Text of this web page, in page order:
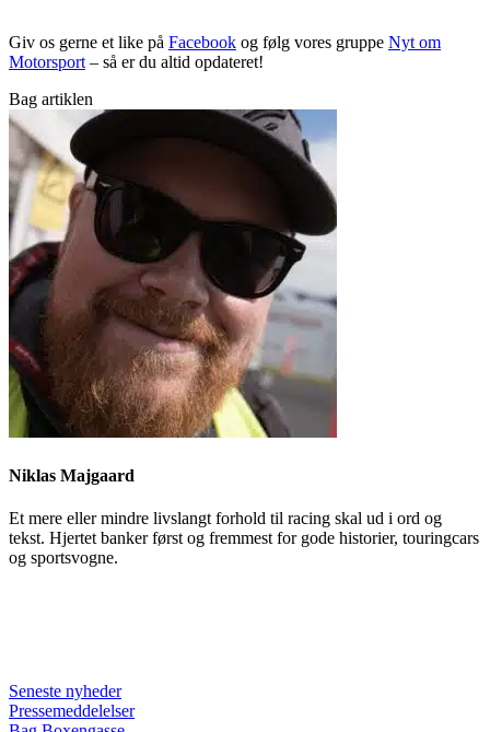
Giv os gerne et like på Facebook og følg vores gruppe Nyt om
Motorsport– så er du altid opdateret!
Bag artiklen
Niklas Majgaard
Et mere eller mindre livslangt forhold til racing skal ud i ord og
tekst. Hjertet banker først og fremmest for gode historier, touringcars
og sportsvogne.
Seneste nyheder
Pressemeddelelser